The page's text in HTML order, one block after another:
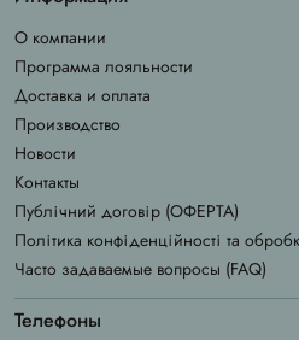
О компании
Программа лояльности
Доставка и оплата
Производство
Новости
Контакты
Публічний договір (ОФЕРТА)
Політика конфіденційності та
Часто задаваемые вопросы (FAQ)
Телефоны